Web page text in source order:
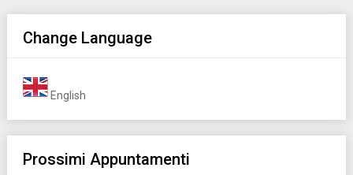
Change Language
English
Prossimi Appuntamenti